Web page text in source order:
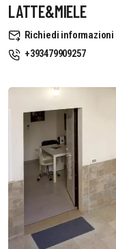
LATTE&MIELE
Richiedi informazioni
+393479909257